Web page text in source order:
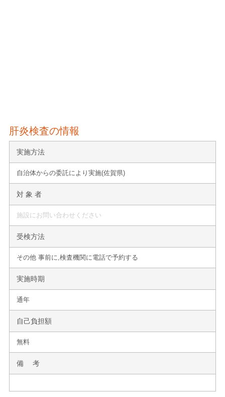
肝炎検査の情報
実施方法
自治体からの委託により実施(佐賀県)
対 象 者
施設にお問い合わせください
受検方法
その他 事前に,検査機関に電話で予約する
実施時期
通年
自己負担額
無料
備 考